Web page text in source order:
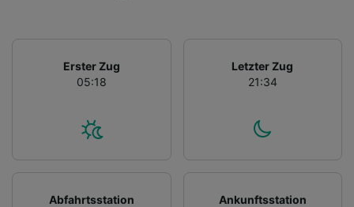
Erster Zug
05:18
Letzter Zug
21:34
Abfahrtsstation
Ankunftsstation